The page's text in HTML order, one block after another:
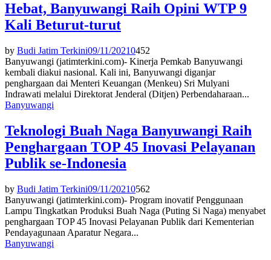
Hebat, Banyuwangi Raih Opini WTP 9
Kali Beturut-turut
by Budi Jatim Terkini09/11/20210452
Banyuwangi (jatimterkini.com)- Kinerja Pemkab Banyuwangi
kembali diakui nasional. Kali ini, Banyuwangi diganjar
penghargaan dai Menteri Keuangan (Menkeu) Sri Mulyani
Indrawati melalui Direktorat Jenderal (Ditjen) Perbendaharaan...
Banyuwangi
Teknologi Buah Naga Banyuwangi Raih
Penghargaan TOP 45 Inovasi Pelayanan
Publik se-Indonesia
by Budi Jatim Terkini09/11/20210562
Banyuwangi (jatimterkini.com)- Program inovatif Penggunaan
Lampu Tingkatkan Produksi Buah Naga (Puting Si Naga) menyabet
penghargaan TOP 45 Inovasi Pelayanan Publik dari Kementerian
Pendayagunaan Aparatur Negara...
Banyuwangi